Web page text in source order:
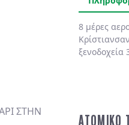
8 μέρες
ΑΤΟΜΙΚΟ